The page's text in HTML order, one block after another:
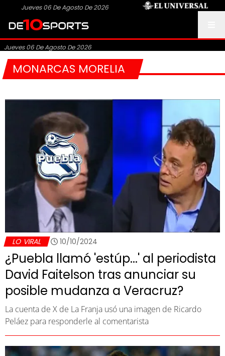
Jueves 06 De Agosto De 2026
Jueves 06 De Agosto De 2026
MONARCAS MORELIA
LO VIRAL 10/10/2024
¿Puebla llamó 'estúp...' al periodista
David Faitelson tras anunciar su
posible mudanza a Veracruz?
La cuenta de X de La Franja usó una imagen de Ricardo
Peláez para responderle al comentarista